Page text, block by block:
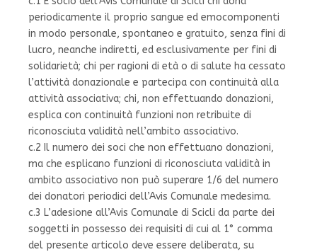
periodicamente il proprio sangue ed emocomponenti
in modo personale, spontaneo e gratuito, senza fini di
lucro, neanche indiretti, ed esclusivamente per fini di
solidarietà; chi per ragioni di età o di salute ha cessato
l’attività donazionale e partecipa con continuità alla
attività associativa; chi, non effettuando donazioni,
esplica con continuità funzioni non retribuite di
riconosciuta validità nell’ambito associativo.
c.2 Il numero dei soci che non effettuano donazioni,
ma che esplicano funzioni di riconosciuta validità in
ambito associativo non può superare 1/6 del numero
dei donatori periodici dell’Avis Comunale medesima.
c.3 L’adesione all’Avis Comunale di Scicli da parte dei
soggetti in possesso dei requisiti di cui al 1° comma
del presente articolo deve essere deliberata, su